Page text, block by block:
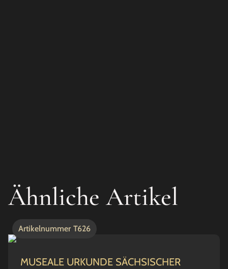
Ähnliche Artikel
Artikelnummer T626
MUSEALE URKUNDE SÄCHSISCHER